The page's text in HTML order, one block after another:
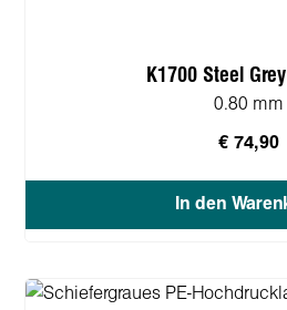
K1700 Steel
0.80 mm
€ 74,90
In den